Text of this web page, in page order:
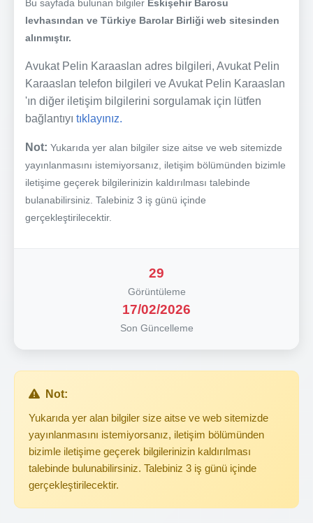
Bu sayfada bulunan bilgiler Eskişehir Barosu
levhasından ve Türkiye Barolar Birliği web sitesinden
alınmıştır.
Avukat Pelin Karaaslan adres bilgileri, Avukat Pelin
Karaaslan telefon bilgileri ve Avukat Pelin Karaaslan
'ın diğer iletişim bilgilerini sorgulamak için lütfen
bağlantıyı tıklayınız.
Not: Yukarıda yer alan bilgiler size aitse ve web sitemizde
yayınlanmasını istemiyorsanız, iletişim bölümünden bizimle
iletişime geçerek bilgilerinizin kaldırılması talebinde
bulanabilirsiniz. Talebiniz 3 iş günü içinde
gerçekleştirilecektir.
29
Görüntüleme
17/02/2026
Son Güncelleme
Not:
Yukarıda yer alan bilgiler size aitse ve web sitemizde
yayınlanmasını istemiyorsanız, iletişim bölümünden
bizimle iletişime geçerek bilgilerinizin kaldırılması
talebinde bulunabilirsiniz. Talebiniz 3 iş günü içinde
gerçekleştirilecektir.